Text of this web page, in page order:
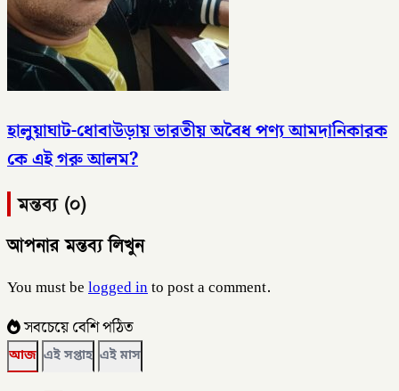
হালুয়াঘাট-ধোবাউড়ায় ভারতীয় অবৈধ পণ্য আমদানিকারক
কে এই গরু আলম?
মন্তব্য (০)
আপনার মন্তব্য লিখুন
You must belogged into post a comment.
সবচেয়ে বেশি পঠিত
আজ এই সপ্তাহ এই মাস